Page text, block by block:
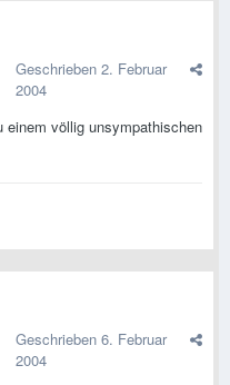
Geschrieben 2. Februar
2004
völlig unsympathischen
Geschrieben 6. Februar
2004